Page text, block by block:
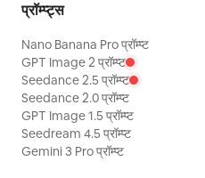
प्रॉम्प्ट्स
Nano Banana Pro प्रॉम्प्ट
GPT Image 2 प्रॉम्प्ट
Seedance 2.5 प्रॉम्प्ट
Seedance 2.0 प्रॉम्प्ट
GPT Image 1.5 प्रॉम्प्ट
Seedream 4.5 प्रॉम्प्ट
Gemini 3 Pro प्रॉम्प्ट